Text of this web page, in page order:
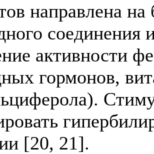
направлена
соединения
активности
гормонов,
[20, 21].